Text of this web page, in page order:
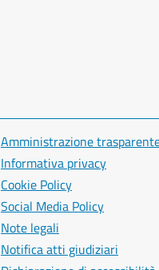
Amministrazione
Informativa privacy
Cookie Policy
Social Media Policy
Note legali
Notifica atti giudiziari